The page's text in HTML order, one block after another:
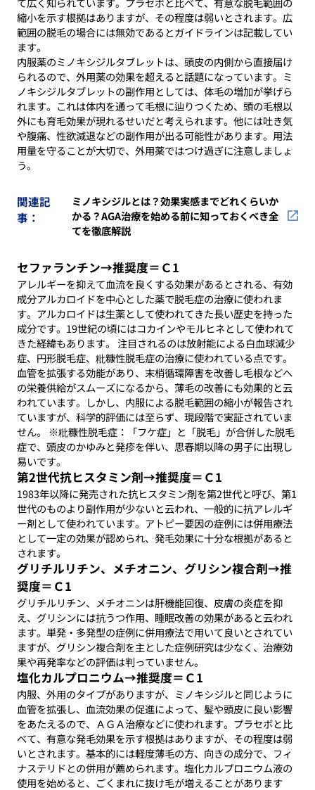
縮小を示す根拠はありますが、その程度は弱いとされます。広
範囲の脱毛の場合には無効であるとガイドラインは記載してい
ます。
内服薬のミノキシジルタブレットは、頭皮の内側から直接届け
られるので、外用薬の効果を超えると話題になっています。ミ
ノキシジルタブレットの副作用としては、体毛の増加が挙げら
れます。これは体内を通って毛根に辿りつくため、頭の毛根以
外にも育毛効果が現れるせいだと考えられます。他には吐き気
や腹痛、性欲減退などの副作用が出る可能性があります。用法
用量を守ることが大切で、外用薬ではつけ過ぎに注意しましょ
う。
関連記
事：
ミノキシジルとは？効果実感までどれくらいか
かる？AGA治療を始める前に知っておくべき全
てを徹底解説
セファランチン→推奨度＝Ｃ1
アレルギーを抑えて血流を良くする効果があるとされる、有効
成分アルカロイドを中心とした薬で脱毛症の治療に使われま
す。アルカロイドは生薬として使われてきた長い歴史を持った
成分です。19世紀の頃にはコカインやモルヒネとして使われて
きた経緯もあります。 注目されるのは放射能による白血球減少
症、円形脱毛症、粃糠性脱毛症の治療に使われている点です。
血管を拡張する効能があり、末梢循環障害を改善し毛根などへ
の栄養供給がスムーズになるから、薄毛の改善にも効果的と云
われています。しかし、内服による脱毛範囲の縮小が報告され
ていますが、科学的評価には至らず、現段階で実証されていま
せん。 ※粃糠性脱毛症：「フケ症」と「脱毛」が合併した脱毛
症で、頭皮のかゆみと発疹を伴い、思春期以降の男子に出現し
易いです。
第2世代抗ヒスタミン剤→推奨度＝Ｃ1
1983年以降に発売された抗ヒスタミン剤を第2世代と呼び、第1
世代のものより副作用が少ないと云われ、一般的に抗アレルギ
ー剤として使われています。アトピー要因の症例には併用療法
として一定の効果が認められ、発毛効果に十分な根拠があると
されます。
グリチルリチン、メチオニン、グリシン複合剤→推
奨度＝Ｃ1
グリチルリチン、メチオニンは肝機能回復、皮膚の炎症を抑
え、グリシンには抗うつ作用、睡眠改善の効果があると云われ
ます。単発・多発型の症例に併用療法で用いて良いとされてい
ますが、グリシン複合剤を主とした症例研究は少なく、治療効
果や再発率などの評価は判っていません。
塩化カルプロニウム→推奨度＝Ｃ1
内服、外用のタイプがありますが、ミノキシジルと同じように
血管を拡張し、血流効果の促進によって、髪や頭皮に良い影響
をあたえるので、ＡＧＡ治療などに使われます。プラセボと比
べて、有意な発毛効果を示す根拠はありますが、その程度は弱
いとされます。基本的には軽度薄毛の方、向きの成分で、フィ
ナステリドとの併用が薦められます。塩化カルプロニウム液の
使用を始めると、ごくまれに抜け毛が増えることがあります